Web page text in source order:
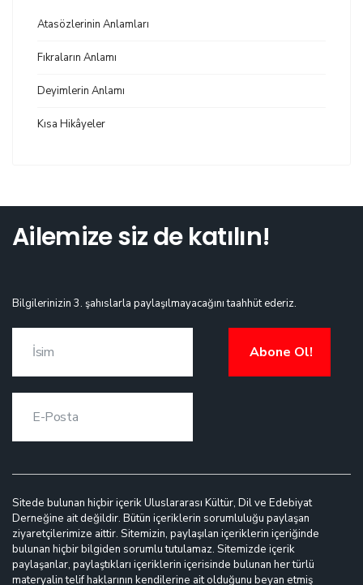
Atasözlerinin Anlamları
Fıkraların Anlamı
Deyimlerin Anlamı
Kısa Hikâyeler
Ailemize siz de katılın!
Bilgilerinizin 3. şahıslarla paylaşılmayacağını taahhüt ederiz.
Abone Ol!
Sitede bulunan hiçbir içerik Uluslararası Kültür, Dil ve Edebiyat
Derneğine ait değildir. Bütün içeriklerin sorumluluğu paylaşan
ziyaretçilerimize aittir. Sitemizin, paylaşılan içeriklerin içeriğinde
bulunan hiçbir bilgiden sorumlu tutulamaz. Sitemizde içerik
paylaşanlar, paylaştıkları içeriklerin içerisinde bulunan her türlü
materyalin telif haklarının kendilerine ait olduğunu beyan etmiş